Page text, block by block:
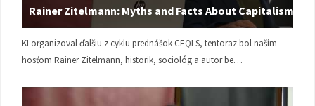
Rainer Zitelmann: Myths and Facts About Capitalism
KI organizoval ďalšiu z cyklu prednášok CEQLS, tentoraz bol naším
hosťom Rainer Zitelmann, historik, sociológ a autor be…